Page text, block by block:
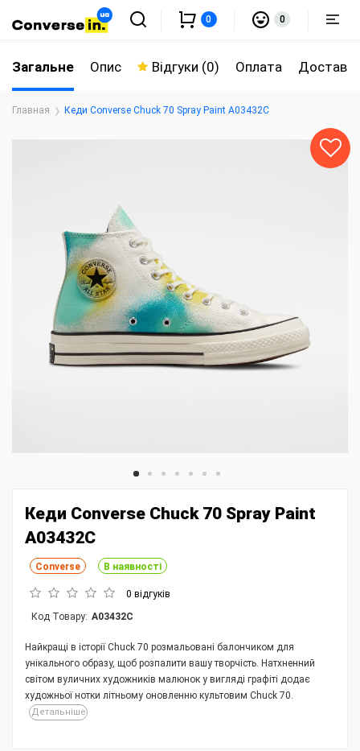
0 0
Главная Кеди Converse Chuck 70 Spray Paint A03432C
Загальне Опис Відгуки (0) Оплата
Кеди Converse Chuck 70 Spray Paint
A03432C
Converse В наявності
0 відгуків
Код Товару: A03432C
Найкращі в історії Chuck 70 розмальовані балончиком для
унікального образу, щоб розпалити вашу творчість. Натхненний
світом вуличних художників малюнок у вигляді графіті додає
художньої нотки літньому оновленню культовим Chuck 70.
Детальніше